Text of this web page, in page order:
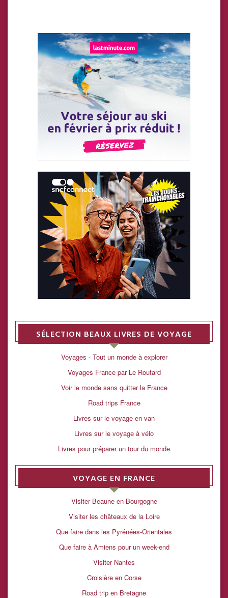
SÉLECTION BEAUX LIVRES DE VOYAGE
Voyages - Tout un monde à explorer
Voyages France par Le Routard
Voir le monde sans quitter la France
Road trips France
Livres sur le voyage en van
Livres sur le voyage à vélo
Livres pour préparer un tour du monde
VOYAGE EN FRANCE
Visiter Beaune en Bourgogne
Visiter les châteaux de la Loire
Que faire dans les Pyrénées-Orientales
Que faire à Amiens pour un week-end
Visiter Nantes
Croisière en Corse
Road trip en Bretagne